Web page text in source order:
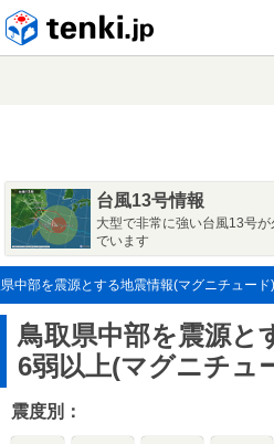
台風13号情報
大型で非常に強い台風13号
でいます
中部を震源とする地震情報(マグニチュード)
鳥取県中部を震源と
6弱以上(マグニチュ
震度別：